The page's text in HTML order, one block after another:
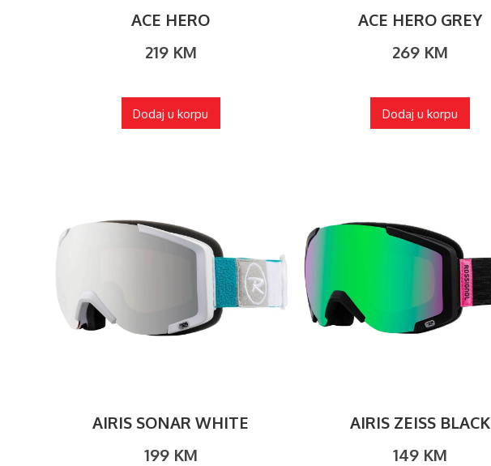
ACE HERO
219 KM
Dodaj u korpu
ACE HERO GREY
269 KM
Dodaj u korpu
AIRIS SONAR WHITE
199 KM
AIRIS ZEISS BLACK
149 KM